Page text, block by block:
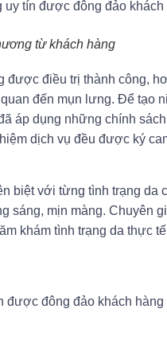
từ khách hàng
được điều trị thành công,
đến mụn lưng. Để tạo
áp dụng những chính
dịch vụ đều được ký
biệt với từng tình trạng da
sáng, mịn màng. Chuyên
khám tình trạng da thực